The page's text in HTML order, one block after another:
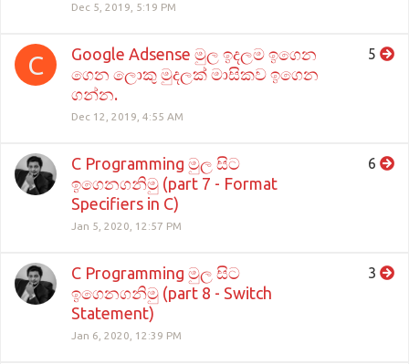
Dec 5, 2019, 5:19 PM
C
Google Adsense මුල ඉදලම ඉගෙන
ගෙන ලොකු මුදලක් මාසිකව ඉගෙන
ගන්න.
Dec 12, 2019, 4:55 AM
5
C Programming මුල සිට
ඉගෙනගනිමු (part 7 - Format
Specifiers in C)
Jan 5, 2020, 12:57 PM
6
C Programming මුල සිට
ඉගෙනගනිමු (part 8 - Switch
Statement)
Jan 6, 2020, 12:39 PM
3